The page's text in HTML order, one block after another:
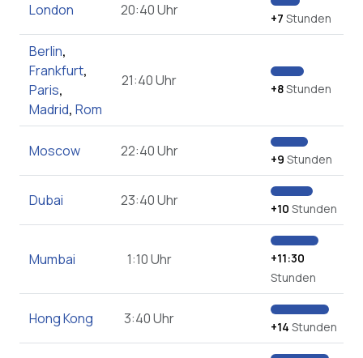
London 20:40 Uhr +7 Stunden
Berlin,
Frankfurt,
Paris,
Madrid, Rom
21:40 Uhr +8Stunden
Moscow 22:40 Uhr +9 Stunden
Dubai 23:40 Uhr +10 Stunden
Mumbai 1:10 Uhr
+11:30
Stunden
Hong Kong 3:40 Uhr +14 Stunden